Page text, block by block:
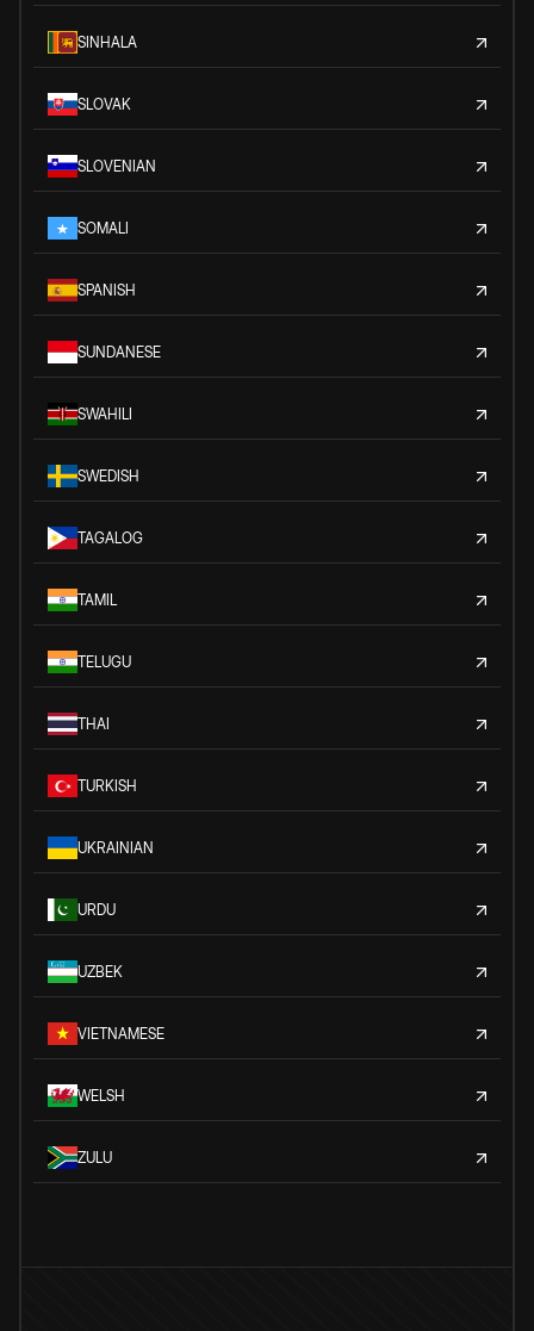
SINHALA
SLOVAK
SLOVENIAN
SOMALI
SPANISH
SUNDANESE
SWAHILI
SWEDISH
TAGALOG
TAMIL
TELUGU
THAI
TURKISH
UKRAINIAN
URDU
UZBEK
VIETNAMESE
WELSH
ZULU